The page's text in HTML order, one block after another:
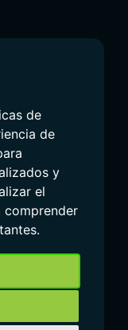
de
de
y
el
comprender
DE USO